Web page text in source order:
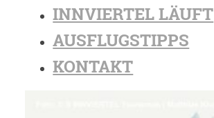
INNVIERTEL LÄUFT
AUSFLUGSTIPPS
KONTAKT